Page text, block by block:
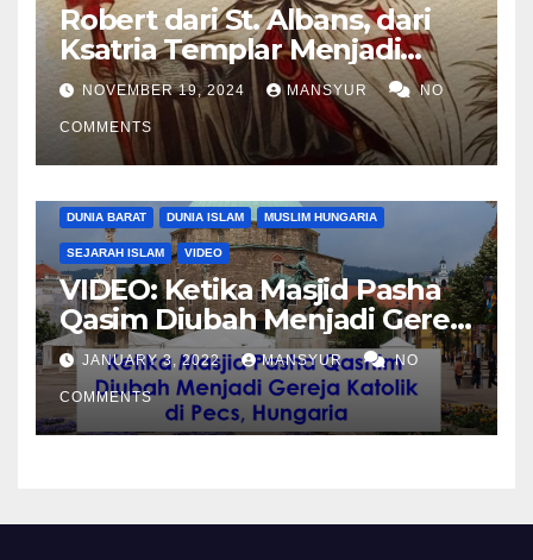
Robert dari St. Albans, dari
Ksatria Templar Menjadi
Komandan Pasukan
Shalahuddin Merebut
Kembali Yerusalem
NOVEMBER 19, 2024 MANSYUR NO
COMMENTS
DUNIA BARAT DUNIA ISLAM MUSLIM HUNGARIA
SEJARAH ISLAM VIDEO
VIDEO: Ketika Masjid Pasha
Qasim Diubah Menjadi Gereja
Katolik di Pecs, Hungaria
JANUARY 3, 2022 MANSYUR NO
COMMENTS